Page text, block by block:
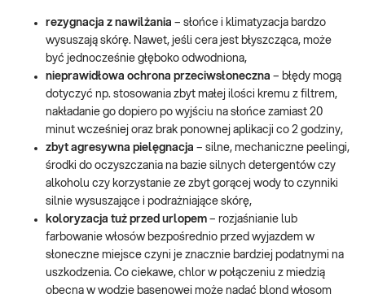
rezygnacja z nawilżania – słońce i klimatyzacja bardzo
wysuszają skórę. Nawet, jeśli cera jest błyszcząca, może
być jednocześnie głęboko odwodniona,
nieprawidłowa ochrona przeciwsłoneczna – błędy mogą
dotyczyć np. stosowania zbyt małej ilości kremu z filtrem,
nakładanie go dopiero po wyjściu na słońce zamiast 20
minut wcześniej oraz brak ponownej aplikacji co 2 godziny,
zbyt agresywna pielęgnacja – silne, mechaniczne peelingi,
środki do oczyszczania na bazie silnych detergentów czy
alkoholu czy korzystanie ze zbyt gorącej wody to czynniki
silnie wysuszające i podrażniające skórę,
koloryzacja tuż przed urlopem – rozjaśnianie lub
farbowanie włosów bezpośrednio przed wyjazdem w
słoneczne miejsce czyni je znacznie bardziej podatnymi na
uszkodzenia. Co ciekawe, chlor w połączeniu z miedzią
obecną w wodzie basenowej może nadać blond włosom